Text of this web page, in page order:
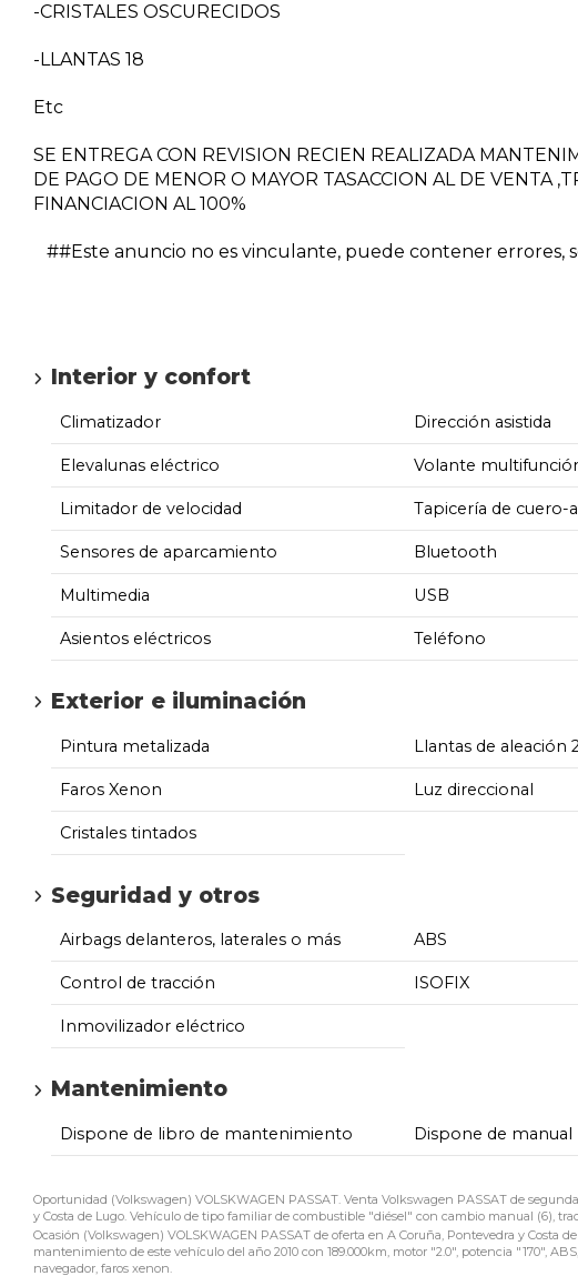
-CRISTALES OSCURECIDOS
-LLANTAS 18
Etc
SE ENTREGA CON REVISION RECIEN REALIZADA
DE PAGO DE MENOR O MAYOR TASACCION AL DE VENTA
FINANCIACION AL 100%
##Este anuncio no es vinculante, puede contener
Interior y confort
Climatizador Dirección asistida
Elevalunas eléctrico Volante
Limitador de velocidad Tapicería de cuero-
Sensores de aparcamiento Bluetooth
Multimedia USB
Asientos eléctricos Teléfono
Exterior e iluminación
Pintura metalizada Llantas de aleación
Faros Xenon Luz direccional
Cristales tintados
Seguridad y otros
Airbags delanteros, laterales o más ABS
Control de tracción ISOFIX
Inmovilizador eléctrico
Mantenimiento
Dispone de libro de mantenimiento Dispone de manual
Oportunidad (Volkswagen) VOLSKWAGEN PASSAT. Venta Volkswagen PASSAT de
y Costa de Lugo. Vehículo de tipo familiar de combustible "diésel" con cambio manual (6),
Ocasión (Volkswagen) VOLSKWAGEN PASSAT de oferta en A Coruña, Pontevedra y
mantenimiento de este vehículo del año 2010 con 189.000km, motor "2.0", potencia "170",
navegador, faros xenon.